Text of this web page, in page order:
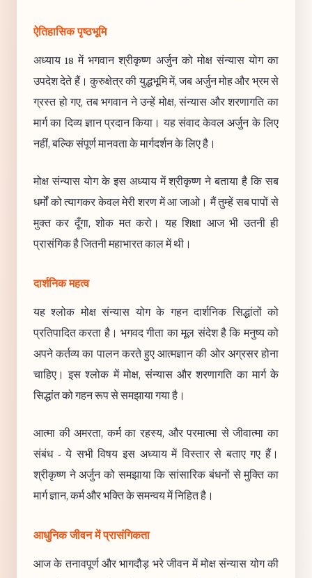
ऐतिहासिक पृष्ठभूमि
अध्याय 18 में भगवान श्रीकृष्ण अर्जुन को मोक्ष संन्यास योग का
उपदेश देते हैं। कुरुक्षेत्र की युद्धभूमि में, जब अर्जुन मोह और भ्रम से
ग्रस्त हो गए, तब भगवान ने उन्हें मोक्ष, संन्यास और शरणागति का
मार्ग का दिव्य ज्ञान प्रदान किया। यह संवाद केवल अर्जुन के लिए
नहीं, बल्कि संपूर्ण मानवता के मार्गदर्शन के लिए है।
मोक्ष संन्यास योग के इस अध्याय में श्रीकृष्ण ने बताया है कि सब
धर्मों को त्यागकर केवल मेरी शरण में आ जाओ। मैं तुम्हें सब पापों से
मुक्त कर दूँगा, शोक मत करो। यह शिक्षा आज भी उतनी ही
प्रासंगिक है जितनी महाभारत काल में थी।
दार्शनिक महत्व
यह श्लोक मोक्ष संन्यास योग के गहन दार्शनिक सिद्धांतों को
प्रतिपादित करता है। भगवद गीता का मूल संदेश है कि मनुष्य को
अपने कर्तव्य का पालन करते हुए आत्मज्ञान की ओर अग्रसर होना
चाहिए। इस श्लोक में मोक्ष, संन्यास और शरणागति का मार्ग के
सिद्धांत को गहन रूप से समझाया गया है।
आत्मा की अमरता, कर्म का रहस्य, और परमात्मा से जीवात्मा का
संबंध - ये सभी विषय इस अध्याय में विस्तार से बताए गए हैं।
श्रीकृष्ण ने अर्जुन को समझाया कि सांसारिक बंधनों से मुक्ति का
मार्ग ज्ञान, कर्म और भक्ति के समन्वय में निहित है।
आधुनिक जीवन में प्रासंगिकता
आज के तनावपूर्ण और भागदौड़ भरे जीवन में मोक्ष संन्यास योग की